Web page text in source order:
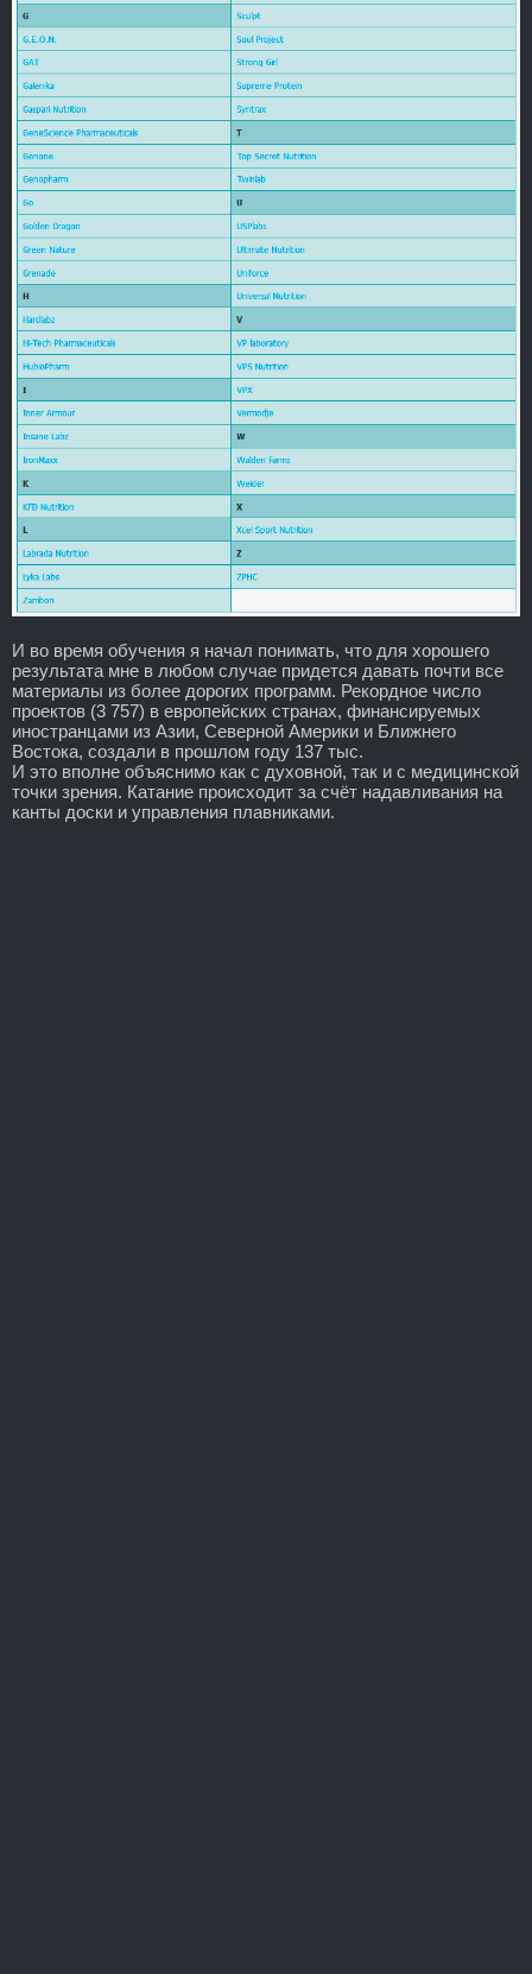
И во время обучения я начал понимать, что для хорошего
результата мне в любом случае придется давать почти все
материалы из более дорогих программ. Рекордное число
проектов (3 757) в европейских странах, финансируемых
иностранцами из Азии, Северной Америки и Ближнего
Востока, создали в прошлом году 137 тыс.
И это вполне объяснимо как с духовной, так и с медицинской
точки зрения. Катание происходит за счёт надавливания на
канты доски и управления плавниками.